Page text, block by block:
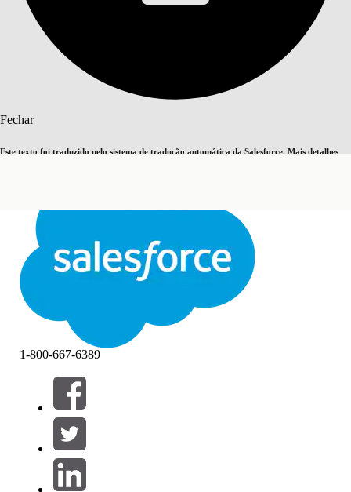
Fechar
Este texto foi traduzido pelo sistema de tradução automática da Salesforce. Mais detalhes
Fechar Fechar
Pesquisar
Filtros (0)
SELECIONAR FILTROS
Área de produtos
1-800-667-6389